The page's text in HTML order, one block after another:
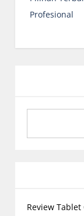
g
s
Profesional
Review